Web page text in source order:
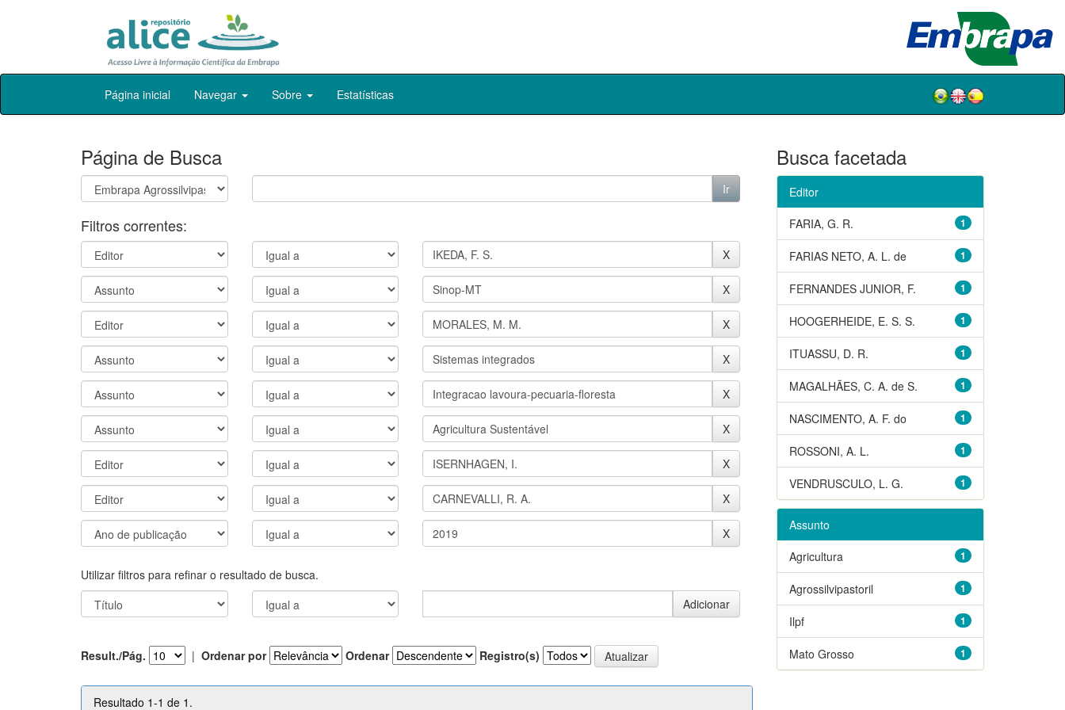
Skip
Página inicial Navegar Sobre Estatísticas
Página de Busca
Filtros correntes:
Utilizar filtros para refinar o resultado de busca.
Result./Pág. | Ordenar por Ordenar Registro(s)
Resultado 1-1 de 1.
Busca facetada
Editor
1
FARIA, G. R.
1
FARIAS NETO, A. L. de
1
FERNANDES JUNIOR, F.
1
HOOGERHEIDE, E. S. S.
1
ITUASSU, D. R.
1
MAGALHÃES, C. A. de S.
1
NASCIMENTO, A. F. do
1
ROSSONI, A. L.
1
VENDRUSCULO, L. G.
Assunto
1
Agricultura
1
Agrossilvipastoril
1
Ilpf
1
Mato Grosso